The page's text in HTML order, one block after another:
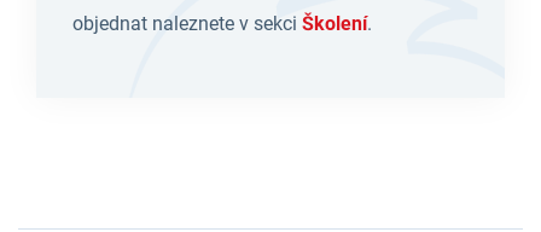
objednat naleznete v sekci Školení.